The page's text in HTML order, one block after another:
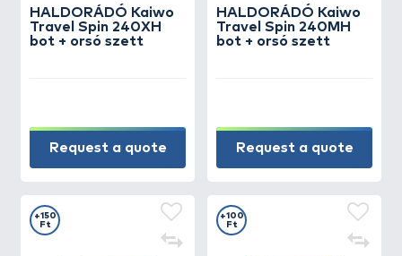
HALDORÁDÓ Kaiwo
Travel Spin 240XH
bot + orsó szett
Request a quote
HALDORÁDÓ Kaiwo
Travel Spin 240MH
bot + orsó szett
Request a quote
+150
Ft
+100
Ft